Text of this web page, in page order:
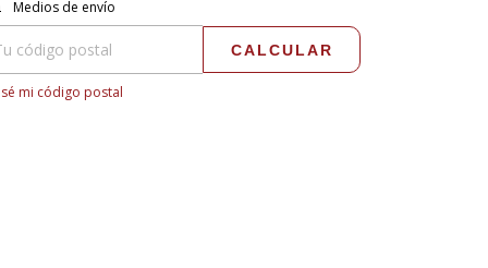
Medios de envío
CALCULAR
mi código postal